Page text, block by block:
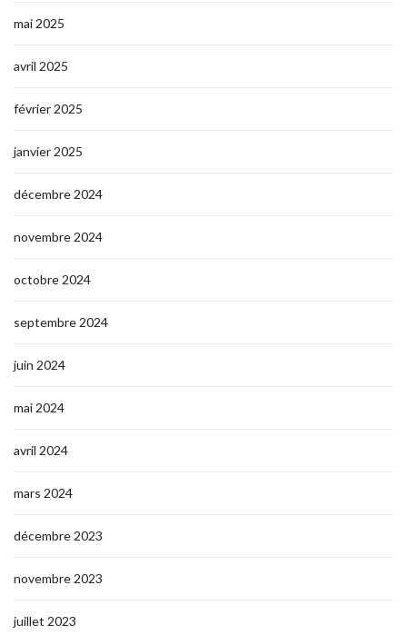
mai 2025
avril 2025
février 2025
janvier 2025
décembre 2024
novembre 2024
octobre 2024
septembre 2024
juin 2024
mai 2024
avril 2024
mars 2024
décembre 2023
novembre 2023
juillet 2023